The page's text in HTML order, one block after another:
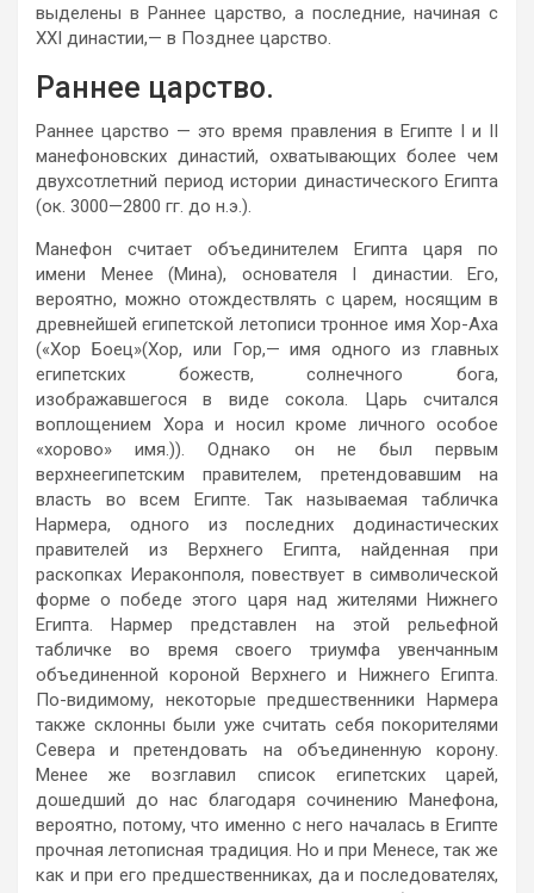
выделены в Раннее царство, а последние, начиная с
XXI династии,— в Позднее царство.
Раннее царство.
Раннее царство — это время правления в Египте I и II
манефоновских династий, охватывающих более чем
двухсотлетний период истории династического Египта
(ок. 3000—2800 гг. до н.э.).
Манефон считает объединителем Египта царя по
имени Менее (Мина), основателя I династии. Его,
вероятно, можно отождествлять с царем, носящим в
древнейшей египетской летописи тронное имя Хор-Аха
(«Хор Боец»(Хор, или Гор,— имя одного из главных
египетских божеств, солнечного бога,
изображавшегося в виде сокола. Царь считался
воплощением Хора и носил кроме личного особое
«хорово» имя.)). Однако он не был первым
верхнеегипетским правителем, претендовавшим на
власть во всем Египте. Так называемая табличка
Нармера, одного из последних додинастических
правителей из Верхнего Египта, найденная при
раскопках Иераконполя, повествует в символической
форме о победе этого царя над жителями Нижнего
Египта. Нармер представлен на этой рельефной
табличке во время своего триумфа увенчанным
объединенной короной Верхнего и Нижнего Египта.
По-видимому, некоторые предшественники Нармера
также склонны были уже считать себя покорителями
Севера и претендовать на объединенную корону.
Менее же возглавил список египетских царей,
дошедший до нас благодаря сочинению Манефона,
вероятно, потому, что именно с него началась в Египте
прочная летописная традиция. Но и при Менесе, так же
как и при его предшественниках, да и последователях,